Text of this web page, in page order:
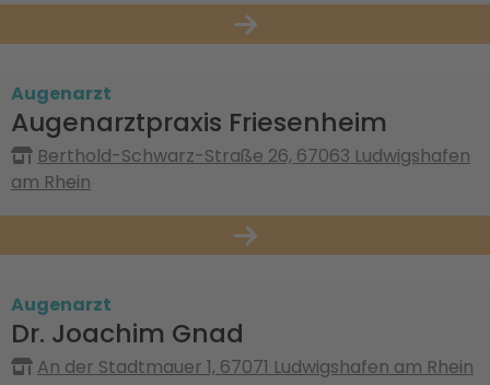
Augenarzt
Augenarztpraxis Friesenheim
Berthold-Schwarz-Straße 26, 67063 Ludwigshafen
am Rhein
Augenarzt
Dr. Joachim Gnad
An der Stadtmauer 1, 67071 Ludwigshafen am Rhein